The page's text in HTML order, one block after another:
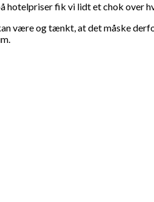
hotelpriser fik vi lidt et chok over
være og tænkt, at det måske